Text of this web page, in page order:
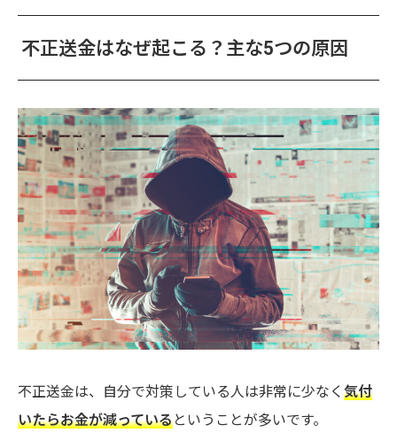
不正送金はなぜ起こる？主な5つの原因
不正送金は、自分で対策している人は非常に少なく 気付
いたらお金が減っているということが多いです。